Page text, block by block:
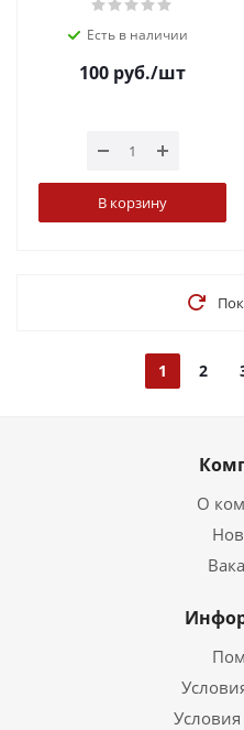
Есть в наличии
100 руб./шт
В корзину
1 2
О
Условия